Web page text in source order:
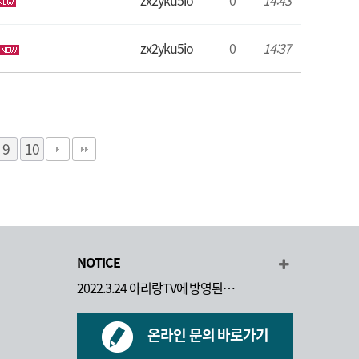
zx2yku5io 0 14:37
9 10
NOTICE
2022.3.24 아리랑TV에 방영된…
온라인 문의 바로가기